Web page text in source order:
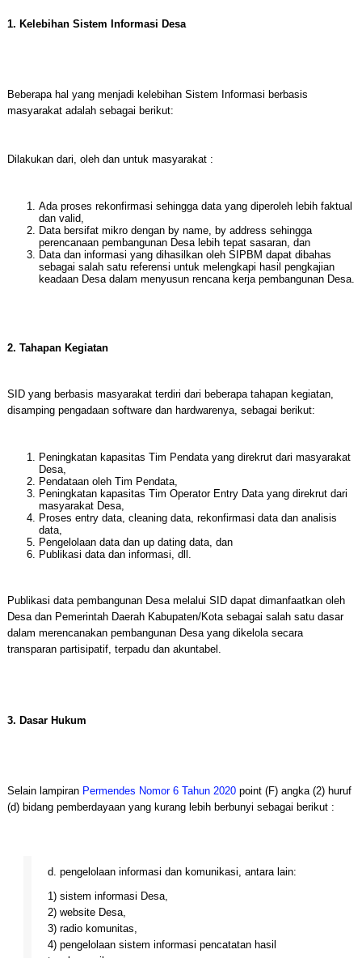
1. Kelebihan Sistem Informasi Desa
Beberapa hal yang menjadi kelebihan Sistem Informasi berbasis
masyarakat adalah sebagai berikut:
Dilakukan dari, oleh dan untuk masyarakat :
Ada proses rekonfirmasi sehingga data yang diperoleh lebih faktual
dan valid,
Data bersifat mikro dengan by name, by address sehingga
perencanaan pembangunan Desa lebih tepat sasaran, dan
Data dan informasi yang dihasilkan oleh SIPBM dapat dibahas
sebagai salah satu referensi untuk melengkapi hasil pengkajian
keadaan Desa dalam menyusun rencana kerja pembangunan Desa.
2. Tahapan Kegiatan
SID yang berbasis masyarakat terdiri dari beberapa tahapan kegiatan,
disamping pengadaan software dan hardwarenya, sebagai berikut:
Peningkatan kapasitas Tim Pendata yang direkrut dari masyarakat
Desa,
Pendataan oleh Tim Pendata,
Peningkatan kapasitas Tim Operator Entry Data yang direkrut dari
masyarakat Desa,
Proses entry data, cleaning data, rekonfirmasi data dan analisis
data,
Pengelolaan data dan up dating data, dan
Publikasi data dan informasi, dll.
Publikasi data pembangunan Desa melalui SID dapat dimanfaatkan oleh
Desa dan Pemerintah Daerah Kabupaten/Kota sebagai salah satu dasar
dalam merencanakan pembangunan Desa yang dikelola secara
transparan partisipatif, terpadu dan akuntabel.
3. Dasar Hukum
Selain lampiran Permendes Nomor 6 Tahun 2020point (F) angka (2) huruf
(d) bidang pemberdayaan yang kurang lebih berbunyi sebagai berikut :
d. pengelolaan informasi dan komunikasi, antara lain:
1) sistem informasi Desa,
2) website Desa,
3) radio komunitas,
4) pengelolaan sistem informasi pencatatan hasil